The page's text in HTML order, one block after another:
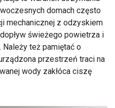
domach często
mechanicznej z odzyskiem
świeżego powietrza i
też pamiętać o
przestrzeń traci na
wody zakłóca ciszę